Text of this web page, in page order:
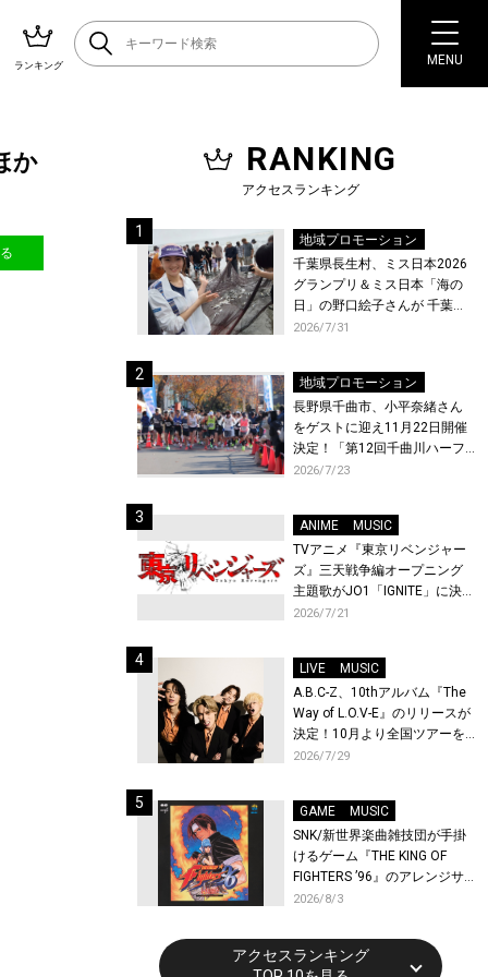
ランキング MENU
か RANKING
アクセスランキング
地域プロモーション
千葉県長生村、ミス日本2026
グランプリ＆ミス日本「海の
日」の野口絵子さんが 千葉県
唯一の村・長生村で地引網を
2026/7/31
地域プロモーション
長野県千曲市、小平奈緒さん
をゲストに迎え11月22日開催
決定！「第12回千曲川ハーフ
マラソン」エントリー受付開
2026/7/23
ANIME
MUSIC
TVアニメ『東京リベンジャー
ズ』三天戦争編オープニング
主題歌がJO1「IGNITE」に決
定！メンバー全員から喜びと
先行上映会を開催！
2026/7/21
LIVE
MUSIC
A.B.C-Z、10thアルバム『The
Way of L.O.V-E』のリリースが
決定！10月より全国ツアーを
開催！
2026/7/29
GAME
MUSIC
SNK/新世界楽曲雑技団が手掛
けるゲーム『THE KING OF
FIGHTERS ’96』のアレンジサ
ウンドトラックが配信開始！
2026/8/3
アクセスランキング